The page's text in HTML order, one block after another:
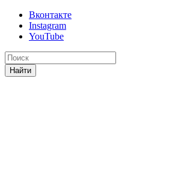
Вконтакте
Instagram
YouTube
Найти